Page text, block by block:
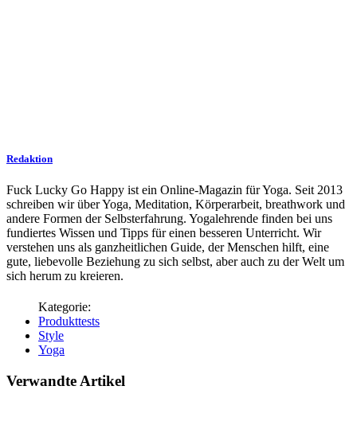
Redaktion
Fuck Lucky Go Happy ist ein Online-Magazin für Yoga. Seit 2013
schreiben wir über Yoga, Meditation, Körperarbeit, breathwork und
andere Formen der Selbsterfahrung. Yogalehrende finden bei uns
fundiertes Wissen und Tipps für einen besseren Unterricht. Wir
verstehen uns als ganzheitlichen Guide, der Menschen hilft, eine
gute, liebevolle Beziehung zu sich selbst, aber auch zu der Welt um
sich herum zu kreieren.
Produkttests
Style
Yoga
Verwandte Artikel